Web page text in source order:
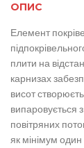
ОПИС
Елемент
плити на
карнизах
висот
випаровується
повітряних
як мінімум